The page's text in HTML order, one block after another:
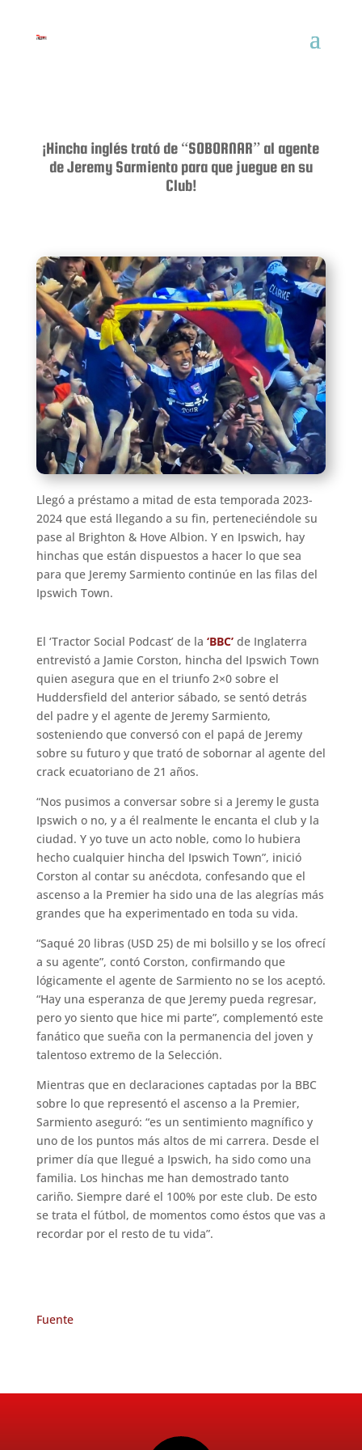
¡Hincha inglés trató de “SOBORNAR” al agente
de Jeremy Sarmiento para que juegue en su
Club!
Llegó a préstamo a mitad de esta temporada 2023-
2024 que está llegando a su fin, perteneciéndole su
pase al Brighton & Hove Albion. Y en Ipswich, hay
hinchas que están dispuestos a hacer lo que sea
para que Jeremy Sarmiento continúe en las filas del
Ipswich Town.
El ‘Tractor Social Podcast’ de la ‘BBC’ de Inglaterra
entrevistó a Jamie Corston, hincha del Ipswich Town
quien asegura que en el triunfo 2×0 sobre el
Huddersfield del anterior sábado, se sentó detrás
del padre y el agente de Jeremy Sarmiento,
sosteniendo que conversó con el papá de Jeremy
sobre su futuro y que trató de sobornar al agente del
crack ecuatoriano de 21 años.
“Nos pusimos a conversar sobre si a Jeremy le gusta
Ipswich o no, y a él realmente le encanta el club y la
ciudad. Y yo tuve un acto noble, como lo hubiera
hecho cualquier hincha del Ipswich Town”, inició
Corston al contar su anécdota, confesando que el
ascenso a la Premier ha sido una de las alegrías más
grandes que ha experimentado en toda su vida.
“Saqué 20 libras (USD 25) de mi bolsillo y se los ofrecí
a su agente”, contó Corston, confirmando que
lógicamente el agente de Sarmiento no se los aceptó.
“Hay una esperanza de que Jeremy pueda regresar,
pero yo siento que hice mi parte”, complementó este
fanático que sueña con la permanencia del joven y
talentoso extremo de la Selección.
Mientras que en declaraciones captadas por la BBC
sobre lo que representó el ascenso a la Premier,
Sarmiento aseguró: “es un sentimiento magnífico y
uno de los puntos más altos de mi carrera. Desde el
primer día que llegué a Ipswich, ha sido como una
familia. Los hinchas me han demostrado tanto
cariño. Siempre daré el 100% por este club. De esto
se trata el fútbol, de momentos como éstos que vas a
recordar por el resto de tu vida”.
Fuente